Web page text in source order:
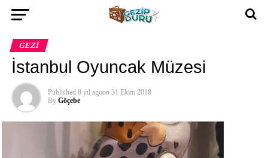
GEZI
İstanbul Oyuncak Müzesi
Published 8 yıl agoon 31 Ekim 2018
By Göçebe